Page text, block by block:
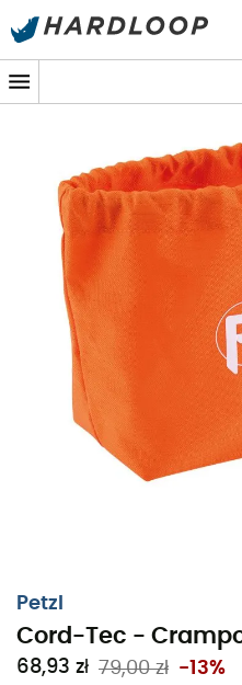
Letnie promocje 🔥 -5%
Petzl
Cord-Tec -
68,93 zł 79,00 zł -13%